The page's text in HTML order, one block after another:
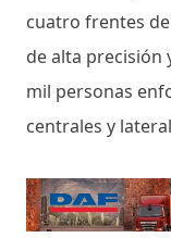
cuatro frentes
de alta precisión
mil personas
centrales y